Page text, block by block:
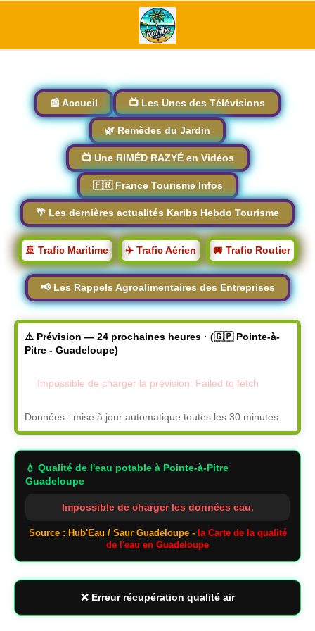
📰 Accueil 📺 Les Unes des Télévisions
🌿 Remèdes du Jardin
📺 Une RIMÉD RAZYÉ en Vidéos
🇫🇷 France Tourisme Infos
🌴 Les dernières actualités Karibs Hebdo Tourisme
🚢 Trafic Maritime ✈️ Trafic Aérien 🚐 Trafic Routier
📢 Les Rappels Agroalimentaires des Entreprises
⚠️ Prévision — 24 prochaines heures · (🇬🇵 Pointe-à-
Pitre - Guadeloupe)
Impossible de charger la prévision: Failed to fetch
Données : mise à jour automatique toutes les 30 minutes.
💧 Qualité de l'eau potable à Pointe-à-Pitre
Guadeloupe
Impossible de charger les données eau.
Source : Hub'Eau / Saur Guadeloupe - la Carte de la qualité
de l'eau en Guadeloupe
❌ Erreur récupération qualité air